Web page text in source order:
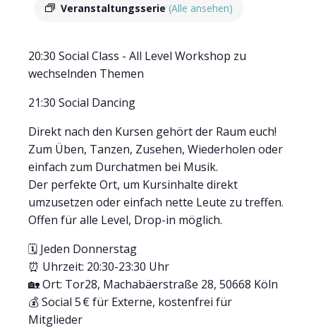
Veranstaltungsserie (Alle ansehen)
20:30 Social Class - All Level Workshop zu
wechselnden Themen
21:30 Social Dancing
Direkt nach den Kursen gehört der Raum euch!
Zum Üben, Tanzen, Zusehen, Wiederholen oder
einfach zum Durchatmen bei Musik.
Der perfekte Ort, um Kursinhalte direkt
umzusetzen oder einfach nette Leute zu treffen.
Offen für alle Level, Drop-in möglich.
🗓 Jeden Donnerstag
⏰ Uhrzeit: 20:30-23:30 Uhr
🏡 Ort: Tor28, Machabäerstraße 28, 50668 Köln
💰 Social 5 € für Externe, kostenfrei für
Mitglieder